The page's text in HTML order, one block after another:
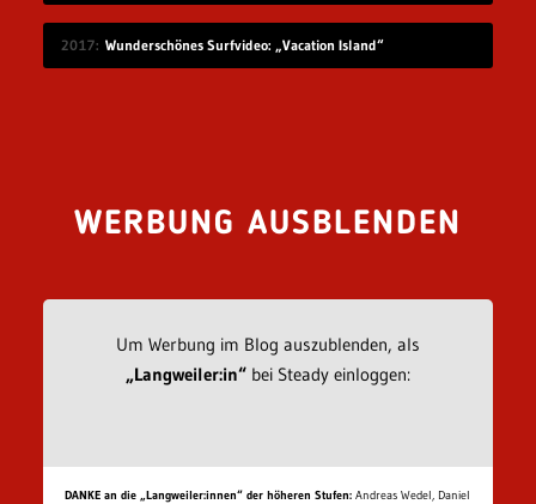
2017 Wunderschönes Surfvideo: „Vacation Island“
WERBUNG AUSBLENDEN
Um Werbung im Blog auszublenden, als
„Langweiler:in“bei Steady einloggen:
DANKE an die „Langweiler:innen“ der höheren Stufen: Andreas Wedel, Daniel